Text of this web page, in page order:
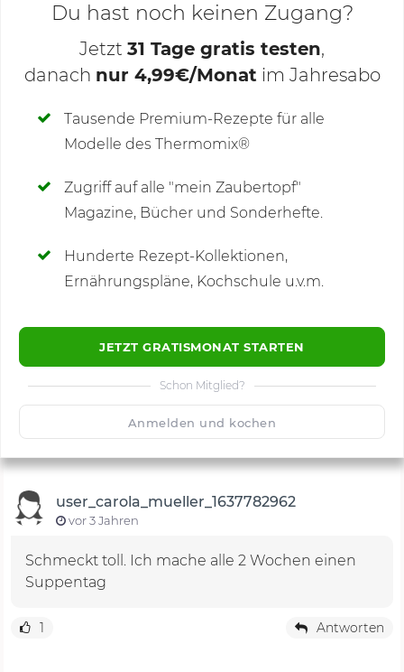
Deine Notizen
Du hast noch keinen Zugang?
Jetzt 31 Tage gratis testen,
danach nur 4,99€/Monat im Jahresabo
Tausende Premium-Rezepte für alle
Modelle des Thermomix®
Zugriff auf alle "mein Zaubertopf"
Magazine, Bücher und Sonderhefte.
Hunderte Rezept-Kollektionen,
Ernährungspläne, Kochschule u.v.m.
JETZT GRATISMONAT STARTEN
Schon Mitglied?
Anmelden und kochen
Kommentare(1)
🙂 Speichern
user_carola_mueller_1637782962
vor 3 Jahren
Schmeckt toll. Ich mache alle 2 Wochen einen
Suppentag
1 Antworten